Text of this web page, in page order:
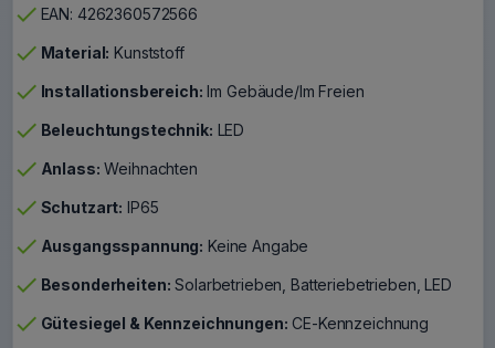
check EAN: 4262360572566
check Material: Kunststoff
check Installationsbereich: Im Gebäude/Im Freien
check Beleuchtungstechnik: LED
check Anlass: Weihnachten
check Schutzart: IP65
check Ausgangsspannung: Keine Angabe
check Besonderheiten: Solarbetrieben, Batteriebetrieben, LED
check Gütesiegel & Kennzeichnungen: CE-Kennzeichnung